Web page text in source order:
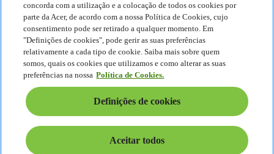
Responsabilidade social empresarial
Pegada de carbono do produto
Project Humanity
Earthion
Política de Privacidade
Política de cookies
Aviso legal
Informações legais adicionais
Política de acessibilidade
Definições de cookies
Portugal - Português
© 2026 Acer Inc.
concorda com a utilização e a colocação de todos os cookies por
parte da Acer, de acordo com a nossa Política de Cookies, cujo
consentimento pode ser retirado a qualquer momento. Em
"Definições de cookies", pode gerir as suas preferências
relativamente a cada tipo de cookie. Saiba mais sobre quem
somos, quais os cookies que utilizamos e como alterar as suas
preferências na nossa Política de Cookies.
Definições de cookies
Aceitar todos